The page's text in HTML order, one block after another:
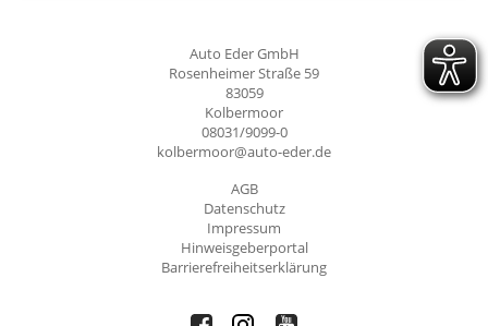
Auto Eder GmbH
Rosenheimer Straße 59
83059
Kolbermoor
08031/9099-0
kolbermoor@auto-eder.de
AGB
Datenschutz
Impressum
Hinweisgeberportal
Barrierefreiheitserklärung